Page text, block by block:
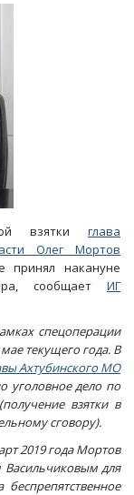
взятки глава
Олег Мортов
принял накануне
сообщает ИГ
спецоперации
текущего года. В
Ахтубинского МО
уголовное дело по
взятки в
сговору).
2019 года Мортов
Васильчиковым для